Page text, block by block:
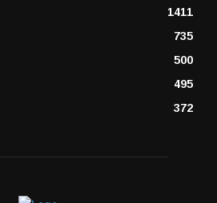
1411
735
500
495
372